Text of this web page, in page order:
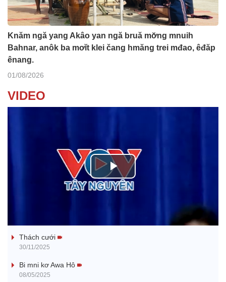
Knăm ngă yang Akâo yan ngă bruă mơ̆ng mnuih
Bahnar, anôk ba mơĭt klei čang hmăng trei mđao, êđăp
ênang.
01/08/2026
VIDEO
P
a
Thách cưới
30/11/2025
Bi mni kơ Awa Hô
08/05/2025